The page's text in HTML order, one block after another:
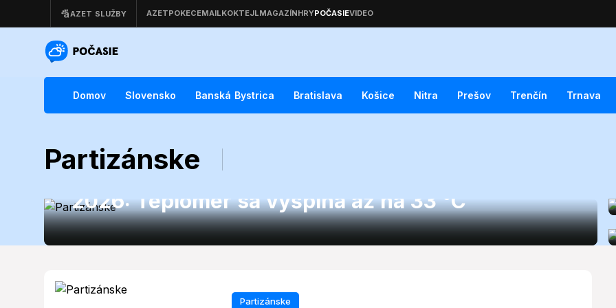
Domov Slovensko Banská Bystrica Bratislava Košice Nitra Prešov Trenčín Trnava
Partizánske
Partizánske čakajú tropické teploty 25. júna
2026: Teplomer sa vyšplhá až na 33 °C
Partizánske